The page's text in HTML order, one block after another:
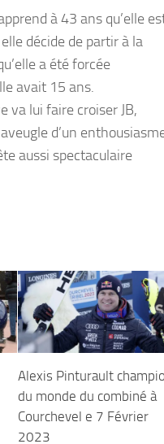
à 43 ans qu’elle
décide de partir à la
a été forcée
avait 15 ans.
va lui faire croiser JB,
d’un
aussi spectaculaire
Alexis Pinturault
du monde du combiné à
Courchevel e 7 Février
2023